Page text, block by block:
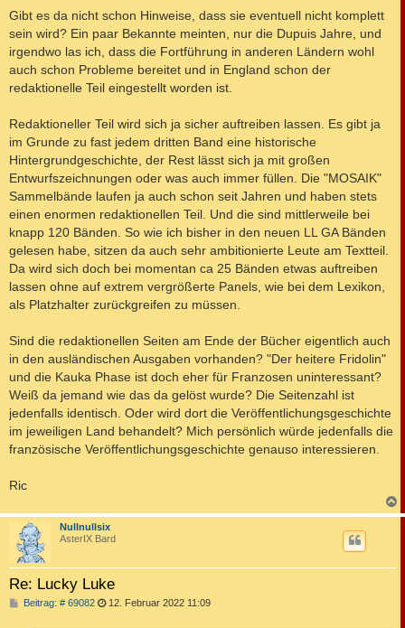
Gibt es da nicht schon Hinweise, dass sie eventuell nicht komplett
sein wird? Ein paar Bekannte meinten, nur die Dupuis Jahre, und
irgendwo las ich, dass die Fortführung in anderen Ländern wohl
auch schon Probleme bereitet und in England schon der
redaktionelle Teil eingestellt worden ist.
Redaktioneller Teil wird sich ja sicher auftreiben lassen. Es gibt ja
im Grunde zu fast jedem dritten Band eine historische
Hintergrundgeschichte, der Rest lässt sich ja mit großen
Entwurfszeichnungen oder was auch immer füllen. Die "MOSAIK"
Sammelbände laufen ja auch schon seit Jahren und haben stets
einen enormen redaktionellen Teil. Und die sind mittlerweile bei
knapp 120 Bänden. So wie ich bisher in den neuen LL GA Bänden
gelesen habe, sitzen da auch sehr ambitionierte Leute am Textteil.
Da wird sich doch bei momentan ca 25 Bänden etwas auftreiben
lassen ohne auf extrem vergrößerte Panels, wie bei dem Lexikon,
als Platzhalter zurückgreifen zu müssen.
Sind die redaktionellen Seiten am Ende der Bücher eigentlich auch
in den ausländischen Ausgaben vorhanden? "Der heitere Fridolin"
und die Kauka Phase ist doch eher für Franzosen uninteressant?
Weiß da jemand wie das da gelöst wurde? Die Seitenzahl ist
jedenfalls identisch. Oder wird dort die Veröffentlichungsgeschichte
im jeweiligen Land behandelt? Mich persönlich würde jedenfalls die
französische Veröffentlichungsgeschichte genauso interessieren.
Ric
a
Nullnullsix
AsterIX Bard
Re: Lucky Luke
Beitrag: # 69082B 12. Februar 2022 11:09